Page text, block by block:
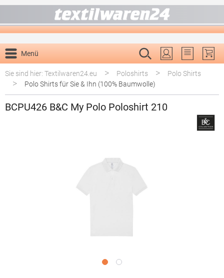
Menü
Du hast 0
Sie sind hier: Textilwaren24.eu
> Poloshirts > Polo Shirts
> Polo Shirts für Sie & Ihn (100% Baumwolle)
BCPU426 B&C My Polo Poloshirt 210